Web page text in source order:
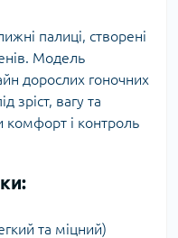
палиці, створені
Модель
дорослих гоночних
зріст, вагу та
комфорт і контроль
та міцний)